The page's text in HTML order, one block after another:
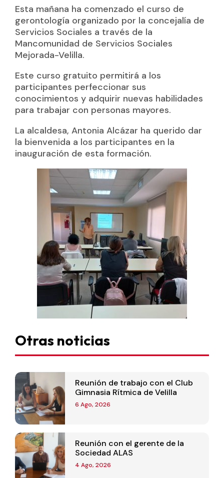
Esta mañana ha comenzado el curso de
gerontología organizado por la concejalía de
Servicios Sociales a través de la
Mancomunidad de Servicios Sociales
Mejorada-Velilla.
Este curso gratuito permitirá a los
participantes perfeccionar sus
conocimientos y adquirir nuevas habilidades
para trabajar con personas mayores.
La alcaldesa, Antonia Alcázar ha querido dar
la bienvenida a los participantes en la
inauguración de esta formación.
Otras noticias
Reunión de trabajo con el Club
Gimnasia Rítmica de Velilla
6 Ago, 2026
Reunión con el gerente de la
Sociedad ALAS
4 Ago, 2026